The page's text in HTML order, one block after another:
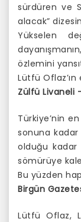
sürdüren ve
alacak”
Yükselen
özlemini
Lütfü Oflaz’ın
Zülfü Livaneli
Türkiye’nin
sonuna
olduğu
sömürüye
Bu yüzden
Birgün
Lütfü Oflaz,